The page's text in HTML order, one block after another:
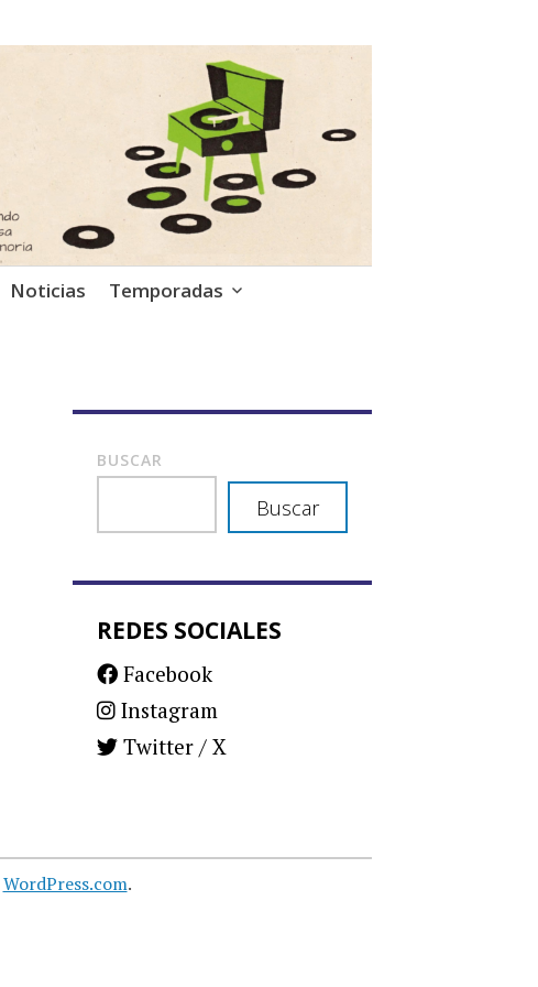
Noticias Temporadas
BUSCAR
Buscar
REDES SOCIALES
Facebook
Instagram
Twitter / X
WordPress.com.